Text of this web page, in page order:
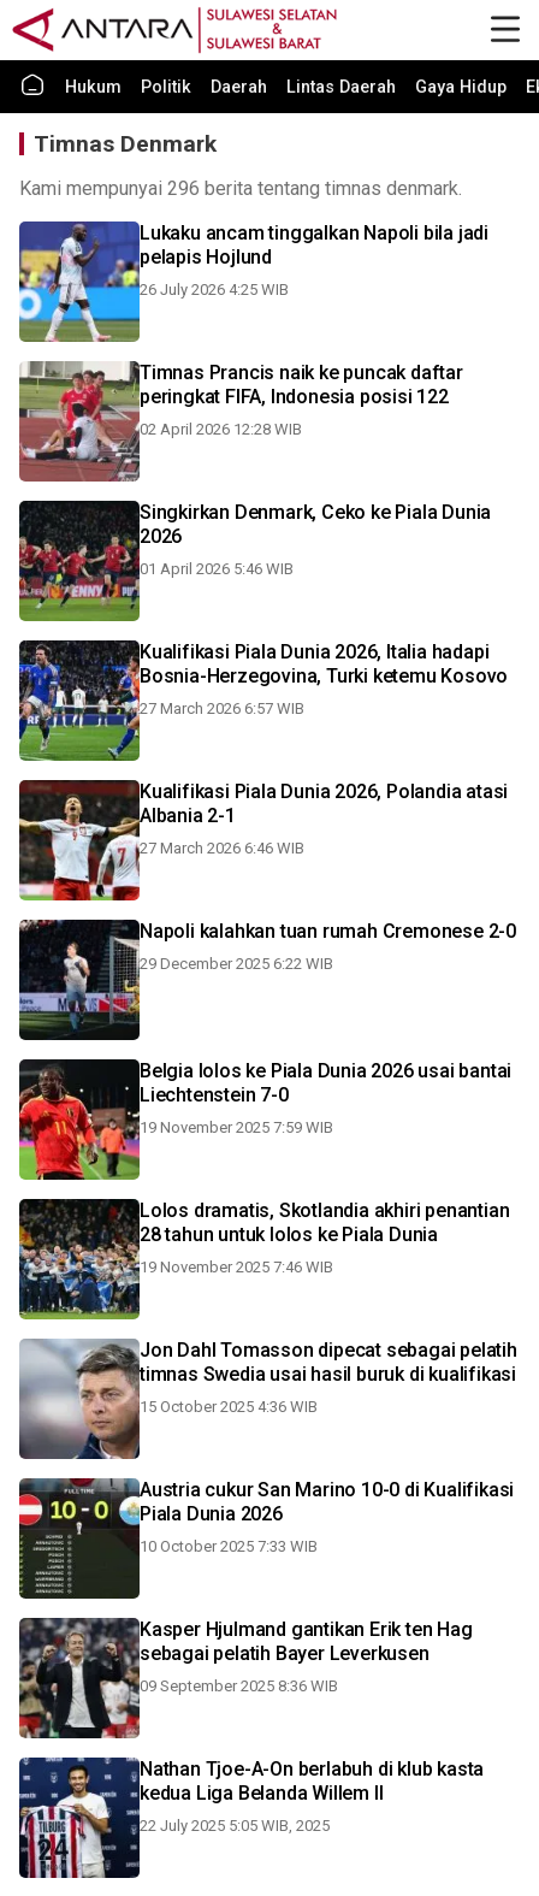
Hukum Politik Daerah Lintas Daerah Gaya Hidup
Timnas Denmark
Kami mempunyai 296 berita tentang timnas denmark.
Lukaku ancam tinggalkan Napoli bila jadi
pelapis Hojlund
26 July 2026 4:25 WIB
Timnas Prancis naik ke puncak daftar
peringkat FIFA, Indonesia posisi 122
02 April 2026 12:28 WIB
Singkirkan Denmark, Ceko ke Piala Dunia
2026
01 April 2026 5:46 WIB
Kualifikasi Piala Dunia 2026, Italia hadapi
Bosnia-Herzegovina, Turki ketemu Kosovo
27 March 2026 6:57 WIB
Kualifikasi Piala Dunia 2026, Polandia atasi
Albania 2-1
27 March 2026 6:46 WIB
Napoli kalahkan tuan rumah Cremonese 2-0
29 December 2025 6:22 WIB
Belgia lolos ke Piala Dunia 2026 usai bantai
Liechtenstein 7-0
19 November 2025 7:59 WIB
Lolos dramatis, Skotlandia akhiri penantian
28 tahun untuk lolos ke Piala Dunia
19 November 2025 7:46 WIB
Jon Dahl Tomasson dipecat sebagai pelatih
timnas Swedia usai hasil buruk di kualifikasi
15 October 2025 4:36 WIB
Austria cukur San Marino 10-0 di Kualifikasi
Piala Dunia 2026
10 October 2025 7:33 WIB
Kasper Hjulmand gantikan Erik ten Hag
sebagai pelatih Bayer Leverkusen
09 September 2025 8:36 WIB
Nathan Tjoe-A-On berlabuh di klub kasta
kedua Liga Belanda Willem II
22 July 2025 5:05 WIB, 2025